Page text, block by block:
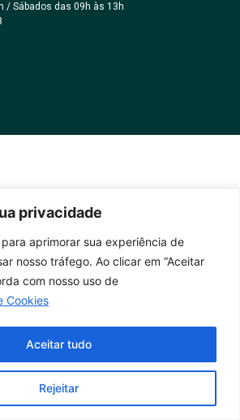
privacidade
aprimorar sua experiência de
nosso tráfego. Ao clicar em “Aceitar
com nosso uso de
Cookies
Rejeitar
Aceitar tudo
/ Sábados das 09h às 13h